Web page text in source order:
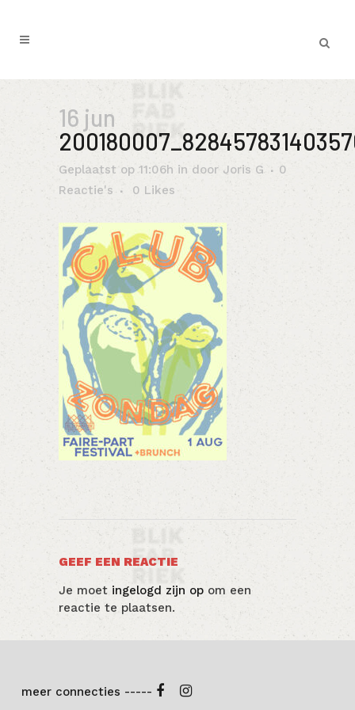
16 jun
Geplaatst op 11:06h in door Joris G
0
Reactie's
0 Likes
GEEF EEN REACTIE
Je moet ingelogd zijn op om een
reactie te plaatsen.
meer connecties -----